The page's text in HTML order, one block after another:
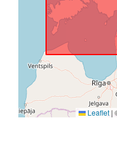
Leaflet |